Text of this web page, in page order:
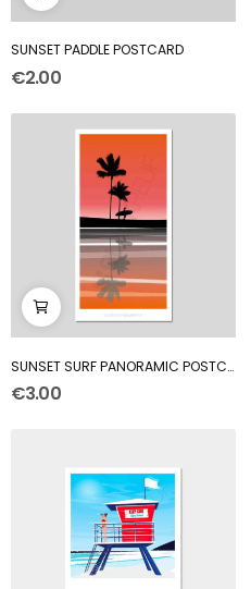
SUNSET PADDLE POSTCARD
€2.00
SUNSET SURF PANORAMIC POSTCARD
€3.00